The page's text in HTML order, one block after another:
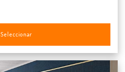
Seleccionar